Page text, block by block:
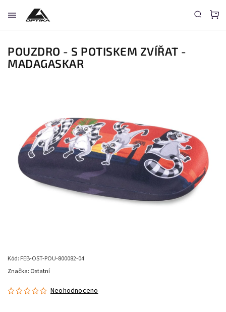
POUZDRO - S POTISKEM ZVÍŘAT -
MADAGASKAR
Kód: FEB-OST-POU-800082-04
Neohodnoceno
Značka: Ostatní